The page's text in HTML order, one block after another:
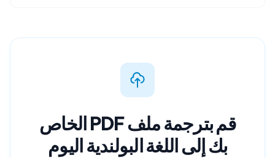
قم بترجمة ملف PDF الخاص
بك إلى اللغة البولندية اليوم